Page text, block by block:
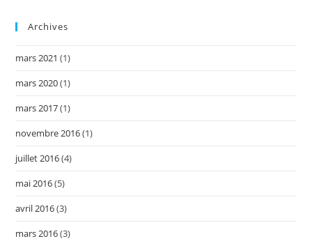
Archives
mars 2021 (1)
mars 2020(1)
mars 2017(1)
novembre 2016(1)
juillet 2016(4)
mai 2016(5)
avril 2016(3)
mars 2016(3)